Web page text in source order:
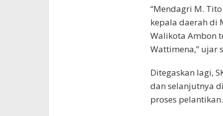
“Mendagri M.
kepala daerah di
Walikota Ambon
Wattimena,” ujar
Ditegaskan lagi,
dan selanjutnya
proses pelantikan.